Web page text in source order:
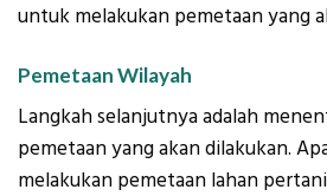
untuk melakukan pemetaan yang
Pemetaan Wilayah
Langkah selanjutnya adalah
pemetaan yang akan dilakukan.
melakukan pemetaan lahan